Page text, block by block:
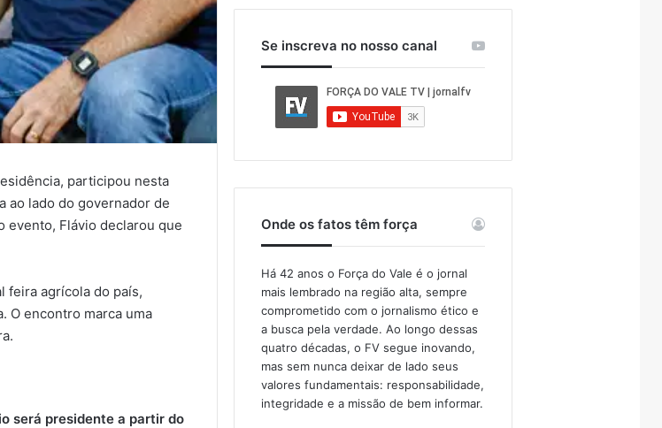
participou nesta
ao lado do governador de
evento, Flávio declarou que
feira agrícola do país,
O encontro marca uma
será presidente a partir do
Se inscreva no nosso canal
Onde os fatos têm força
Há 42 anos o Força do Vale é o jornal
mais lembrado na região alta, sempre
comprometido com o jornalismo ético e
a busca pela verdade. Ao longo dessas
quatro décadas, o FV segue inovando,
mas sem nunca deixar de lado seus
valores fundamentais: responsabilidade,
integridade e a missão de bem informar.​